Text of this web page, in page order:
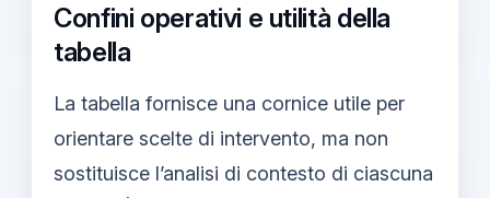
Confini operativi e utilità della
tabella
La tabella fornisce una cornice utile per
orientare scelte di intervento, ma non
sostituisce l’analisi di contesto di ciascuna